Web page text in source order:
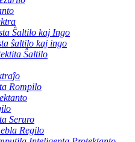
Ŝaltilo kaj Ingo
ŝaltilo kaj ingo
Ŝaltilo
Rompilo
Seruro
Regilo